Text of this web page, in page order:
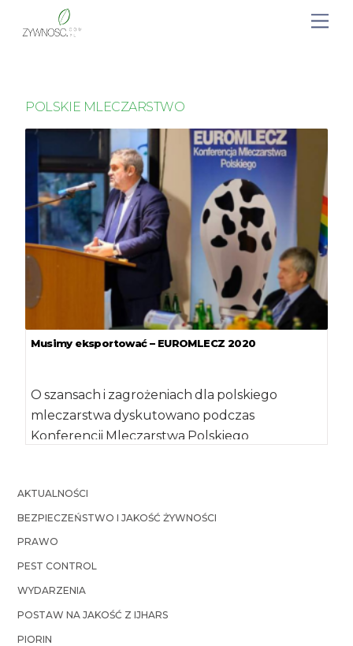
POLSKIE MLECZARSTWO
Musimy eksportować – EUROMLECZ 2020
O szansach i zagrożeniach dla polskiego
mleczarstwa dyskutowano podczas
Konferencji Mleczarstwa Polskiego
AKTUALNOŚCI
BEZPIECZEŃSTWO I JAKOŚĆ ŻYWNOŚCI
PRAWO
PEST CONTROL
WYDARZENIA
POSTAW NA JAKOŚĆ Z IJHARS
PIORIN